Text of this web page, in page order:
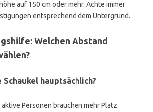
auf 150 cm oder mehr. Achte immer
entsprechend dem Untergrund.
Welchen Abstand
hauptsächlich?
Personen brauchen mehr Platz.